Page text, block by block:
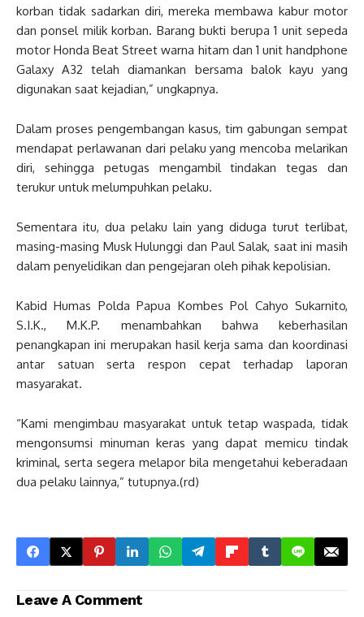
korban tidak sadarkan diri, mereka membawa kabur motor
dan ponsel milik korban. Barang bukti berupa 1 unit sepeda
motor Honda Beat Street warna hitam dan 1 unit handphone
Galaxy A32 telah diamankan bersama balok kayu yang
digunakan saat kejadian,” ungkapnya.
Dalam proses pengembangan kasus, tim gabungan sempat
mendapat perlawanan dari pelaku yang mencoba melarikan
diri, sehingga petugas mengambil tindakan tegas dan
terukur untuk melumpuhkan pelaku.
Sementara itu, dua pelaku lain yang diduga turut terlibat,
masing-masing Musk Hulunggi dan Paul Salak, saat ini masih
dalam penyelidikan dan pengejaran oleh pihak kepolisian.
Kabid Humas Polda Papua Kombes Pol Cahyo Sukarnito,
S.I.K., M.K.P. menambahkan bahwa keberhasilan
penangkapan ini merupakan hasil kerja sama dan koordinasi
antar satuan serta respon cepat terhadap laporan
masyarakat.
“Kami mengimbau masyarakat untuk tetap waspada, tidak
mengonsumsi minuman keras yang dapat memicu tindak
kriminal, serta segera melapor bila mengetahui keberadaan
dua pelaku lainnya,” tutupnya.(rd)
Leave A Comment